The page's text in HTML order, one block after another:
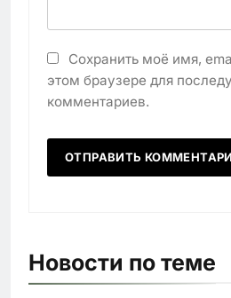
Сохранить моё имя,
этом браузере для
комментариев.
Новости по теме